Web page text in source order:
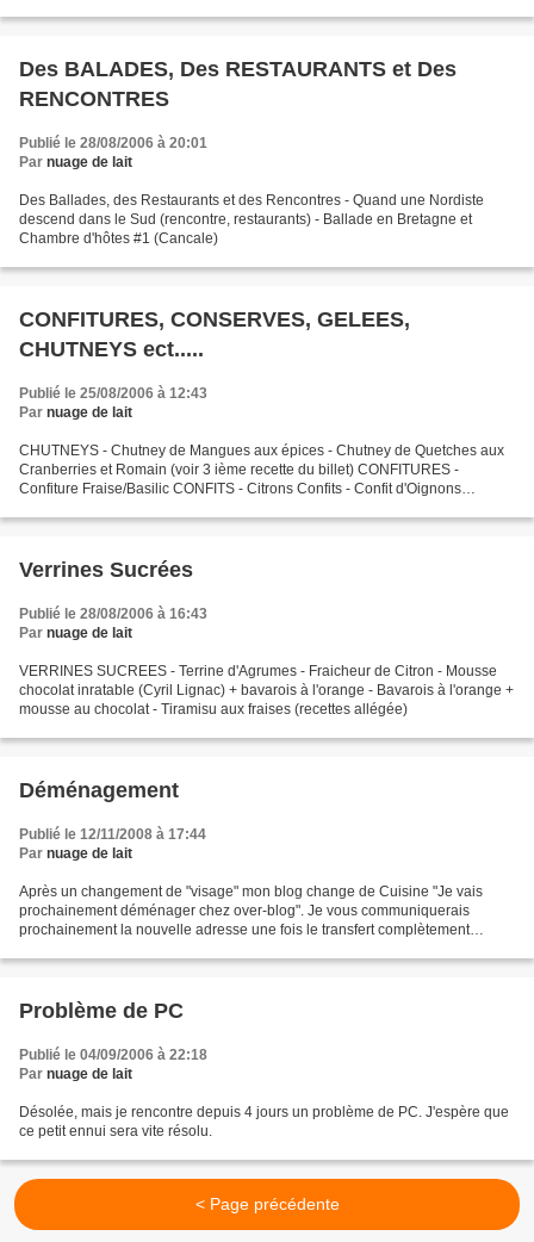
Des BALADES, Des RESTAURANTS et Des
RENCONTRES
Publié le 28/08/2006 à 20:01
Par nuage de lait
Des Ballades, des Restaurants et des Rencontres - Quand une Nordiste
descend dans le Sud (rencontre, restaurants) - Ballade en Bretagne et
Chambre d'hôtes #1 (Cancale)
CONFITURES, CONSERVES, GELEES,
CHUTNEYS ect.....
Publié le 25/08/2006 à 12:43
Par nuage de lait
CHUTNEYS - Chutney de Mangues aux épices - Chutney de Quetches aux
Cranberries et Romain (voir 3 ième recette du billet) CONFITURES -
Confiture Fraise/Basilic CONFITS - Citrons Confits - Confit d'Oignons
Verrines Sucrées
Publié le 28/08/2006 à 16:43
Par nuage de lait
VERRINES SUCREES - Terrine d'Agrumes - Fraicheur de Citron - Mousse
chocolat inratable (Cyril Lignac) + bavarois à l'orange - Bavarois à l'orange +
mousse au chocolat - Tiramisu aux fraises (recettes allégée)
Déménagement
Publié le 12/11/2008 à 17:44
Par nuage de lait
Après un changement de "visage" mon blog change de Cuisine "Je vais
prochainement déménager chez over-blog". Je vous communiquerais
prochainement la nouvelle adresse une fois le transfert complètement
Problème de PC
Publié le 04/09/2006 à 22:18
Par nuage de lait
Désolée, mais je rencontre depuis 4 jours un problème de PC. J'espère que
ce petit ennui sera vite résolu.
< Page précédente